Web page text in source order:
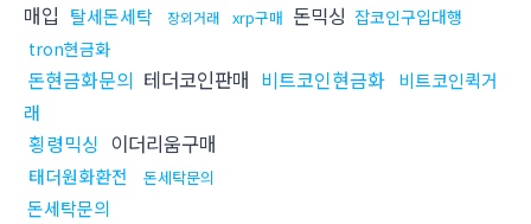
매입 탈세돈세탁 장외거래 xrp구매 돈믹싱 잡코인구입대행
tron현금화
돈현금화문의 테더코인판매 비트코인현금화 비트코인퀵거
래
횡령믹싱 이더리움구매
태더원화환전 돈세탁문의
돈세탁문의